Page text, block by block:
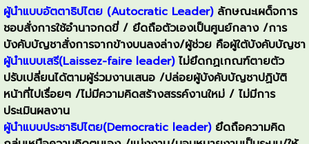
ผู้นำแบบอัตตาธิปไตย (Autocratic Leader)ลักษณะเผด็จการ
ชอบสั่งการใช้อำนาจกดขี่ / ยึดถือตัวเองเป็นศูนย์กลาง /การ
บังคับบัญชาสั่งการจากข้างบนลงล่าง/ผู้ช่วย คือผู้ใต้บังคับบัญชา
ผู้นำแบบเสรี(Laissez-faire leader)ไม่ยึดกฏเกณฑ์ตายตัว
ปรับเปลี่ยนได้ตามผู้ร่วมงานเสนอ /ปล่อยผู้บังคับบัญชาปฏิบัติ
หน้าที่ไปเรื่อยๆ /ไม่มีความคิดสร้างสรรค์งานใหม่ / ไม่มีการ
ประเมินผลงาน
ผู้นำแบบประชาธิปไตย(Democratic leader)ยึดถือความคิด